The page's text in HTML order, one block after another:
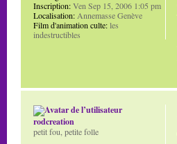
Inscription:Ven Sep 15, 2006 1:05 pm
Localisation: Annemasse Genève
Film d'animation culte:les
indestructibles
rodcreation
petit fou, petite folle